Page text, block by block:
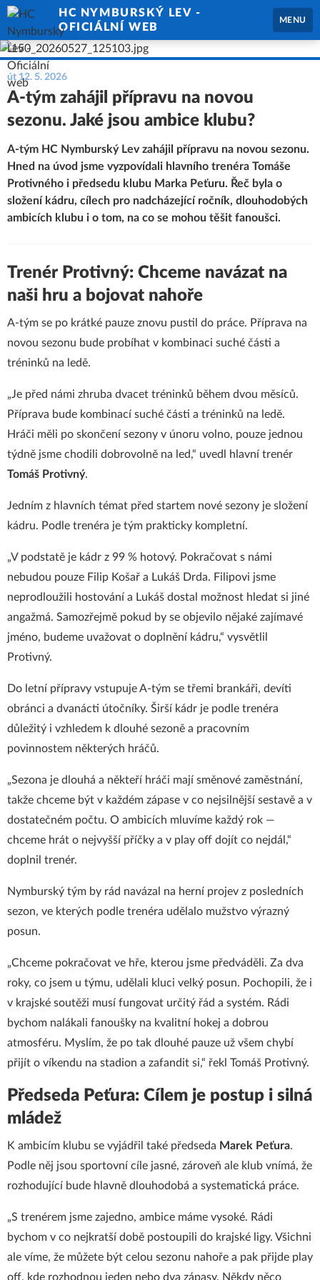
HC NYMBURSKÝ LEV -
OFICIÁLNÍ WEB
MENU
út 12. 5. 2026
A-tým zahájil přípravu na novou
sezonu. Jaké jsou ambice klubu?
A-tým HC Nymburský Lev zahájil přípravu na novou sezonu.
Hned na úvod jsme vyzpovídali hlavního trenéra Tomáše
Protivného i předsedu klubu Marka Peťuru. Řeč byla o
složení kádru, cílech pro nadcházející ročník, dlouhodobých
ambicích klubu i o tom, na co se mohou těšit fanoušci.
Trenér Protivný: Chceme navázat na
naši hru a bojovat nahoře
A-tým se po krátké pauze znovu pustil do práce. Příprava na
novou sezonu bude probíhat v kombinaci suché části a
tréninků na ledě.
„Je před námi zhruba dvacet tréninků během dvou měsíců.
Příprava bude kombinací suché části a tréninků na ledě.
Hráči měli po skončení sezony v únoru volno, pouze jednou
týdně jsme chodili dobrovolně na led,“ uvedl hlavní trenér
Tomáš Protivný.
Jedním z hlavních témat před startem nové sezony je složení
kádru. Podle trenéra je tým prakticky kompletní.
„V podstatě je kádr z 99 % hotový. Pokračovat s námi
nebudou pouze Filip Košař a Lukáš Drda. Filipovi jsme
neprodloužili hostování a Lukáš dostal možnost hledat si jiné
angažmá. Samozřejmě pokud by se objevilo nějaké zajímavé
jméno, budeme uvažovat o doplnění kádru,“ vysvětlil
Protivný.
Do letní přípravy vstupuje A-tým se třemi brankáři, devíti
obránci a dvanácti útočníky. Širší kádr je podle trenéra
důležitý i vzhledem k dlouhé sezoně a pracovním
povinnostem některých hráčů.
„Sezona je dlouhá a někteří hráči mají směnové zaměstnání,
takže chceme být v každém zápase v co nejsilnější sestavě a v
dostatečném počtu. O ambicích mluvíme každý rok —
chceme hrát o nejvyšší příčky a v play off dojít co nejdál,“
doplnil trenér.
Nymburský tým by rád navázal na herní projev z posledních
sezon, ve kterých podle trenéra udělalo mužstvo výrazný
posun.
„Chceme pokračovat ve hře, kterou jsme předváděli. Za dva
roky, co jsem u týmu, udělali kluci velký posun. Pochopili, že i
v krajské soutěži musí fungovat určitý řád a systém. Rádi
bychom nalákali fanoušky na kvalitní hokej a dobrou
atmosféru. Myslím, že po tak dlouhé pauze už všem chybí
přijít o víkendu na stadion a zafandit si,“ řekl Tomáš Protivný.
Předseda Peťura: Cílem je postup i silná
mládež
K ambicím klubu se vyjádřil také předseda Marek Peťura.
Podle něj jsou sportovní cíle jasné, zároveň ale klub vnímá, že
rozhodující bude hlavně dlouhodobá a systematická práce.
„S trenérem jsme zajedno, ambice máme vysoké. Rádi
bychom v co nejkratší době postoupili do krajské ligy. Všichni
ale víme, že můžete být celou sezonu nahoře a pak přijde play
off, kde rozhodnou jeden nebo dva zápasy. Někdy něco